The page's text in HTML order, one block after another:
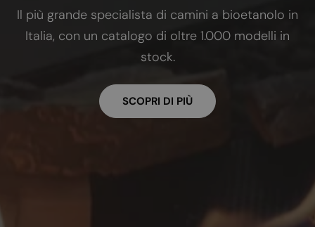
Il più grande specialista di camini a bioetanolo in
Italia, con un catalogo di oltre 1.000 modelli in
stock.
SCOPRI DI PIÙ